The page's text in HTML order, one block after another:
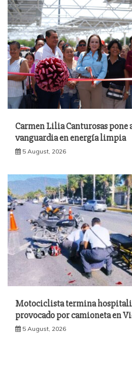
Carmen Lilia Canturosas pone
vanguardia en energía limpia
5 August, 2026
Motociclista termina
provocado por camioneta en
5 August, 2026